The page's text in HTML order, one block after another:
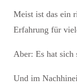
Meist ist das ein
Erfahrung für
Aber: Es hat sich
Und im